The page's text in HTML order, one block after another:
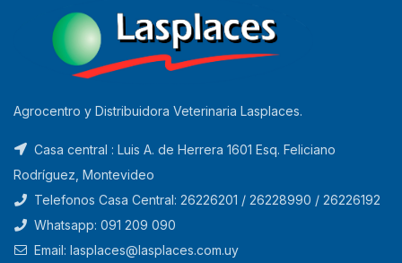
Agrocentro y Distribuidora Veterinaria Lasplaces.
Casa central : Luis A. de Herrera 1601 Esq. Feliciano
Rodríguez, Montevideo
Telefonos Casa Central: 26226201 / 26228990 / 26226192
Whatsapp: 091 209 090
Email: lasplaces@lasplaces.com.uy